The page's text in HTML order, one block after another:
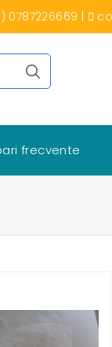
0787226669
frecvente